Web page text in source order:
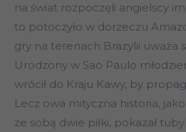
na świat rozpoczęli angielscy
to potoczyło w dorzeczu
gry na terenach Brazylii uważa
Urodzony w Sao Paulo
wrócił do Kraju Kawy, by
Lecz owa mityczna historia,
ze sobą dwie piłki, pokazał